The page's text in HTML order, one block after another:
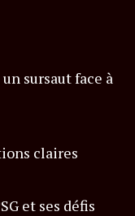
sursaut face à
claires
et ses défis